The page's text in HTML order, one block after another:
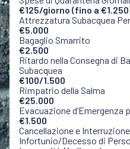
€125/giorno (fino a
Attrezzatura Subacquea
€5.000
Bagaglio Smarrito
€2.500
Ritardo nella Consegna di
Subacquea
€100/1.500
Rimpatrio della Salma
€25.000
Evacuazione d’Emergenza
€1.500
Cancellazione e
Infortunio/Decesso di